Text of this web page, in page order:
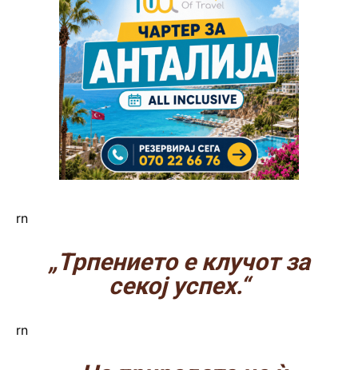
rn
„Трпението е клучот за
секој успех.“
rn